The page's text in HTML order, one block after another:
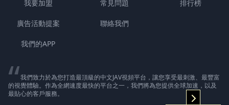
我要加盟
廣告活動提案
我們的APP
常見問題
聯絡我們
排行榜
我們致力於為您打造最頂級的中文JAV視頻平台，讓您享受最刺激、最豐富
的視覺體驗。作為全網速度最快的平台之一，我們將為您提供全球加速，以及
最貼心的客戶服務。